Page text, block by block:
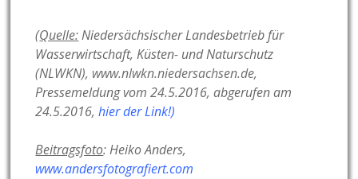
(Quelle:Niedersächsischer Landesbetrieb für
Wasserwirtschaft, Küsten- und Naturschutz
(NLWKN), www.nlwkn.niedersachsen.de,
Pressemeldung vom 24.5.2016, abgerufen am
24.5.2016,hier der Link!)
Beitragsfoto: Heiko Anders,
www.andersfotografiert.com